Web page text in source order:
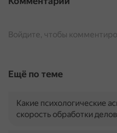
Войдите, чтобы
Ещё по теме
Какие психологические
скорость обработки